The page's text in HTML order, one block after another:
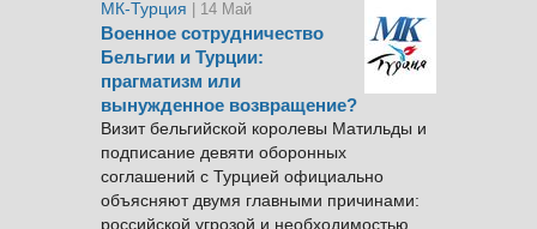
МК-Турция | 14 Май
Военное сотрудничество
Бельгии и Турции:
прагматизм или
вынужденное возвращение?
Визит бельгийской королевы Матильды и
подписание девяти оборонных
соглашений с Турцией официально
объясняют двумя главными причинами:
российской угрозой и необходимостью